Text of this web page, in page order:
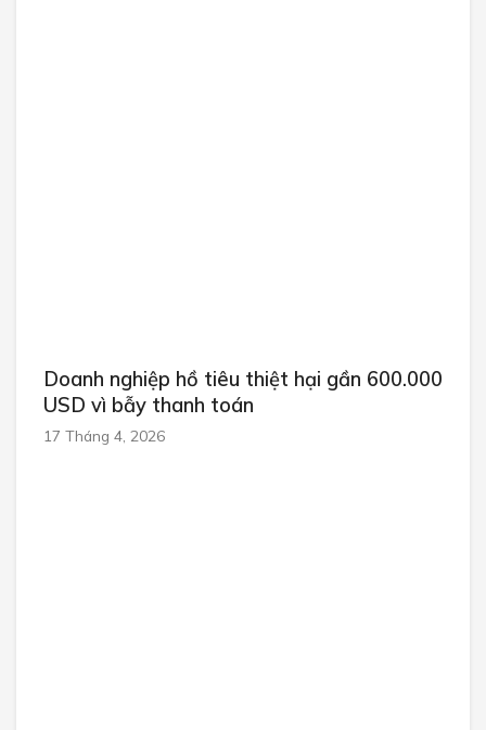
Doanh nghiệp hồ tiêu thiệt hại gần 600.000
USD vì bẫy thanh toán
17 Tháng 4, 2026